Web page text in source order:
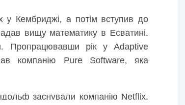
у Кембриджі, а потім вступив до
вищу математику в Есватині.
Пропрацювавши рік у Adaptive
компанію Pure Software, яка
заснували компанію Netflix,